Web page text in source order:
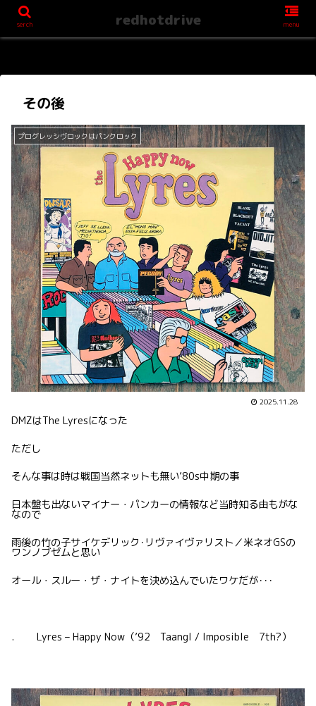
その後
プログレッシヴロックはパンクロック
2025.11.28
DMZはThe Lyresになった
ただし
そんな事は時は戦国当然ネットも無い’80s中期の事
日本盤も出ないマイナー・パンカーの情報など当時知る由もがな
なので
雨後の竹の子サイケデリック･リヴァイヴァリスト／米ネオGSの
ワンノブゼムと思い
オール・スルー・ザ・ナイトを決め込んでいたワケだが･･･
. Lyres – Happy Now（’92 Taangl / Imposible 7th?）
serch redhotdrive menu